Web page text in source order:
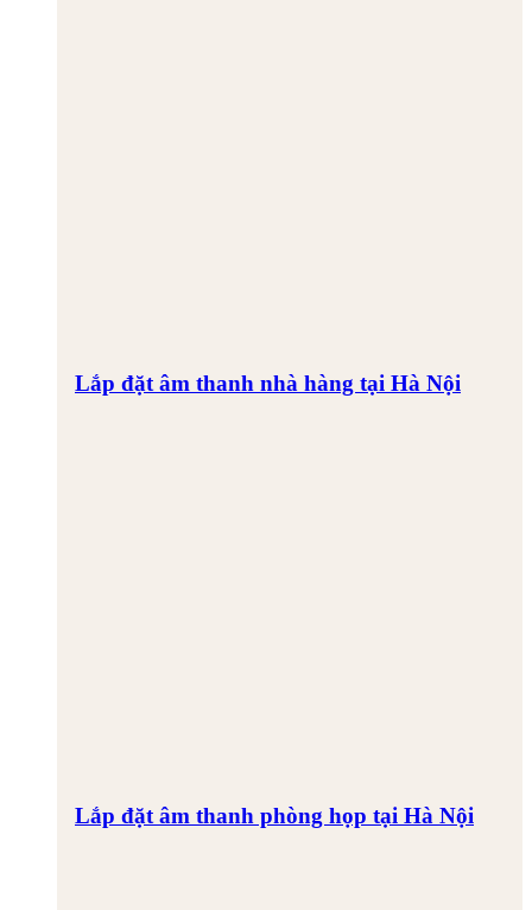
Lắp đặt âm thanh nhà hàng tại Hà Nội
Lắp đặt âm thanh phòng họp tại Hà Nội